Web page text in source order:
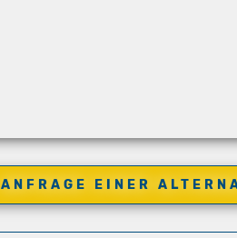
ANFRAGE EINER